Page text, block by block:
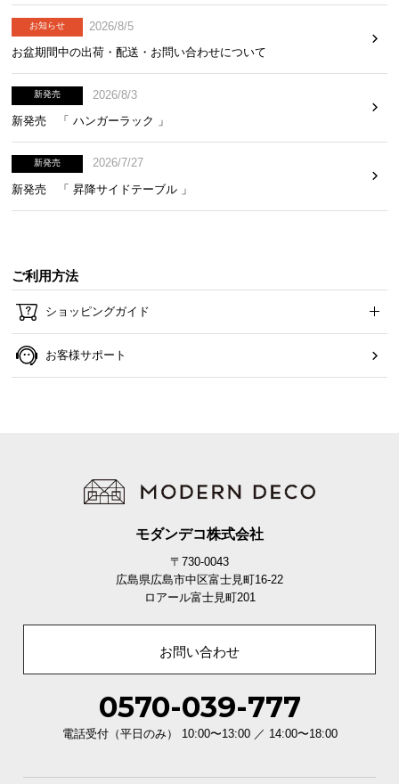
※単位は「センチメートル」になります
横幅 奥行き 高さ
約120㎝ 約60㎝ 約45㎝
商品のお届けから、ご購入後のアフターサービスま
で、トータルでご満足頂けるように努めています。
お知らせ
2026/8/5
お盆期間中の出荷・配送・お問い合わせについて
新発売
2026/8/3
新発売 「 ハンガーラック 」
新発売
2026/7/27
新発売 「 昇降サイドテーブル 」
ご利用方法
ショッピングガイド
お客様サポート
モダンデコ株式会社
〒730-0043
広島県広島市中区富士見町16-22
ロアール富士見町201
お問い合わせ
0570-039-777
電話受付（平日のみ） 10:00〜13:00 ／ 14:00〜18:00